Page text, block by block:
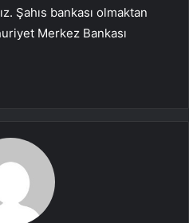
Şahıs bankası olmaktan
Merkez Bankası